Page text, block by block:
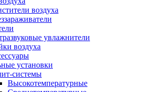
воздуха
увлажнители
воздуха
установки
системы
Высокотемпературные